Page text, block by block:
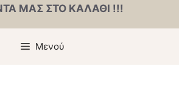
ΜΑΣ ΣΤΟ ΚΑΛΑΘΙ !!!
Μενού